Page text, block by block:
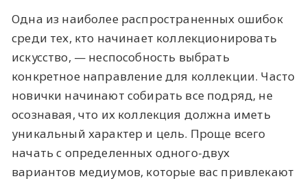
Одна из наиболее распространенных ошибок
среди тех, кто начинает коллекционировать
искусство, — неспособность выбрать
конкретное направление для коллекции. Часто
новички начинают собирать все подряд, не
осознавая, что их коллекция должна иметь
уникальный характер и цель. Проще всего
начать с определенных одного-двух
вариантов медиумов, которые вас привлекают